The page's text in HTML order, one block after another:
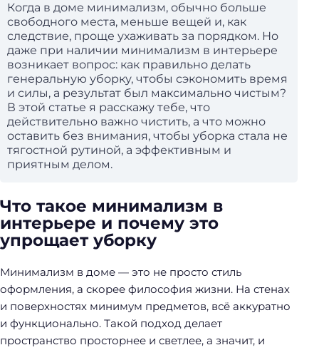
Когда в доме минимализм, обычно больше
свободного места, меньше вещей и, как
следствие, проще ухаживать за порядком. Но
даже при наличии минимализм в интерьере
возникает вопрос: как правильно делать
генеральную уборку, чтобы сэкономить время
и силы, а результат был максимально чистым?
В этой статье я расскажу тебе, что
действительно важно чистить, а что можно
оставить без внимания, чтобы уборка стала не
тягостной рутиной, а эффективным и
приятным делом.
Что такое минимализм в
интерьере и почему это
упрощает уборку
Минимализм в доме — это не просто стиль
оформления, а скорее философия жизни. На стенах
и поверхностях минимум предметов, всё аккуратно
и функционально. Такой подход делает
пространство просторнее и светлее, а значит, и